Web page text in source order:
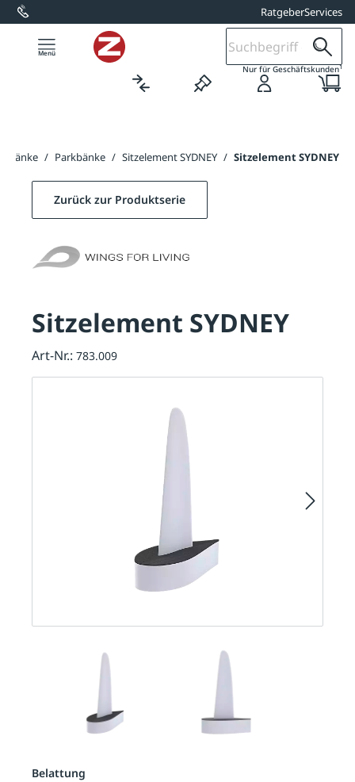
springen RatgeberServices
Nur für Geschäftskunden1
/ Parkbänke / Sitzelement SYDNEY / Sitzelement SYDNEY
Belattung
Zurück zur Produktserie
Sitzelement SYDNEY
Art-Nr.: 783.009